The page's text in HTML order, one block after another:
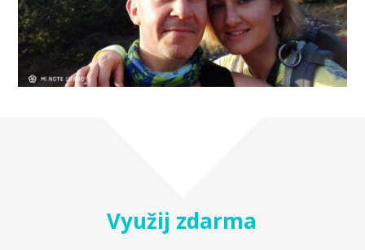
Využij zdarma